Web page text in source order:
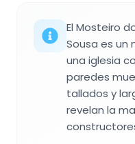
El Mosteiro
Sousa es un
una iglesia
paredes
tallados y
revelan la